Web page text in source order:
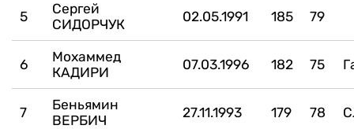
5
Сергей
СИДОРЧУК
02.05.1991 185 79
6
Мохаммед
КАДИРИ
07.03.1996 182 75
7
Беньямин
ВЕРБИЧ
27.11.1993 179 78